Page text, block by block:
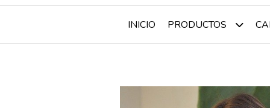
INICIO PRODUCTOS